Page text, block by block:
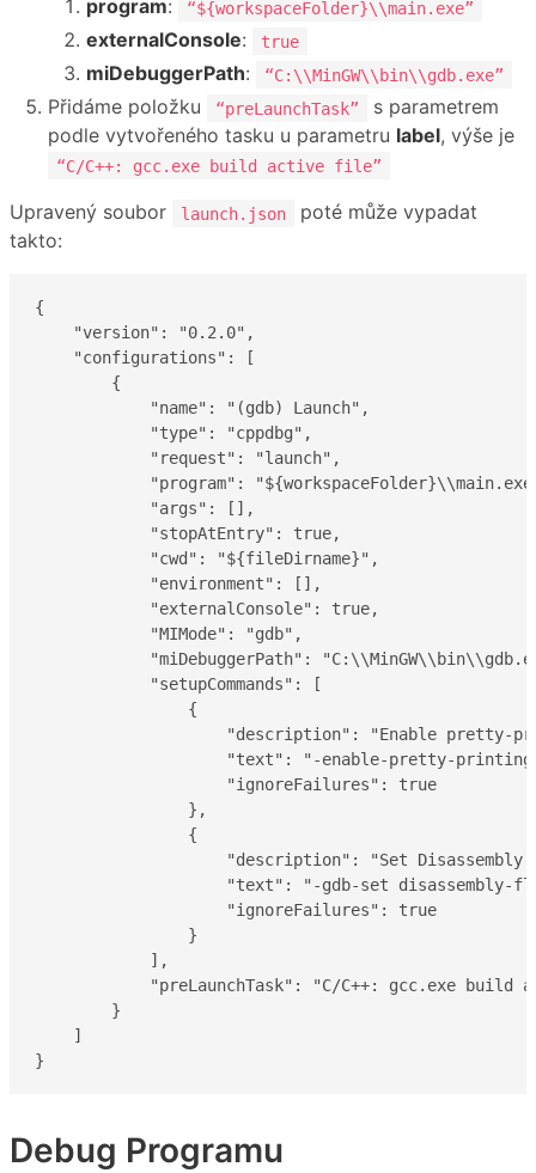
program: “${workspaceFolder}\\main.exe”
externalConsole: true
miDebuggerPath: “C:\\MinGW\\bin\\gdb.exe”
Přidáme položku “preLaunchTask”
s parametrem
podle vytvořeného tasku u parametru label, výše je
“C/C++: gcc.exe build active file”
Upravený soubor launch.json
poté může vypadat
takto:
{
    "version": "0.2.0",
    "configurations": [
        {
            "name": "(gdb) Launch",
            "type": "cppdbg",
            "request": "launch",
"program":
            "args": [],
            "stopAtEntry": true,
            "cwd": "${fileDirname}",
            "environment": [],
            "externalConsole": true,
            "MIMode": "gdb",
"miDebuggerPath":
            "setupCommands": [
                {
"description": "Enable pretty-
"text": "-enable-pretty-
                    "ignoreFailures": true
                },
                {
"description": "Set Disassembly
"text": "-gdb-set disassembly-
                    "ignoreFailures": true
                }
            ],
"preLaunchTask": "C/C++: gcc.exe build
        }
    ]
}
Debug Programu